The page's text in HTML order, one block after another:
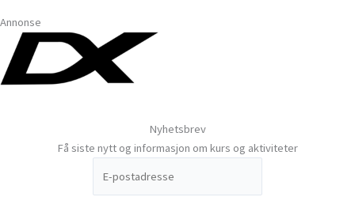
Annonse
Nyhetsbrev
Få siste nytt og informasjon om kurs og aktiviteter